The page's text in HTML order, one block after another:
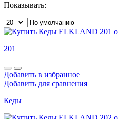
Показывать:
201
Добавить в избранное
Добавить для сравнения
Кеды